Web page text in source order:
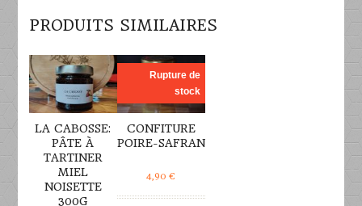
PRODUITS SIMILAIRES
LA CABOSSE:
PÂTE À
TARTINER
MIEL
NOISETTE
300G
Rupture de
stock
CONFITURE
POIRE-SAFRAN
4,90€